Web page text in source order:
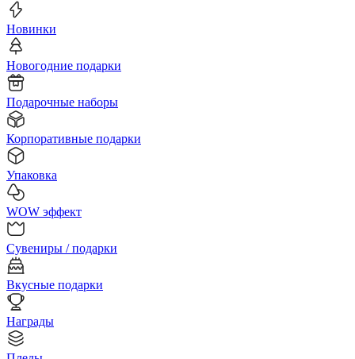
Новинки
Новогодние подарки
Подарочные наборы
Корпоративные подарки
Упаковка
WOW эффект
Сувениры / подарки
Вкусные подарки
Награды